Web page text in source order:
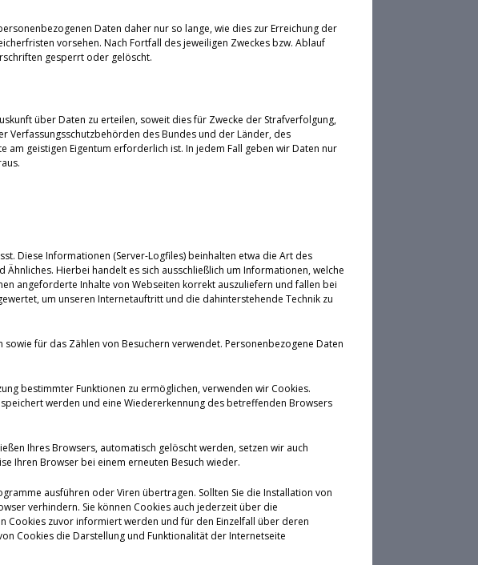
Daten daher nur so lange, wie dies zur Erreichung der
vorsehen. Nach Fortfall des jeweiligen Zweckes bzw. Ablauf
gesperrt oder gelöscht.
über Daten zu erteilen, soweit dies für Zwecke der Strafverfolgung,
Verfassungsschutzbehörden des Bundes und der Länder, des
geistigen Eigentum erforderlich ist. In jedem Fall geben wir Daten nur
Diese Informationen (Server-Logfiles) beinhalten etwa die Art des
Hierbei handelt es sich ausschließlich um Informationen, welche
angeforderte Inhalte von Webseiten korrekt auszuliefern und fallen bei
um unseren Internetauftritt und die dahinterstehende Technik zu
für das Zählen von Besuchern verwendet. Personenbezogene Daten
bestimmter Funktionen zu ermöglichen, verwenden wir Cookies.
werden und eine Wiedererkennung des betreffenden Browsers
Ihres Browsers, automatisch gelöscht werden, setzen wir auch
Ihren Browser bei einem erneuten Besuch wieder.
ausführen oder Viren übertragen. Sollten Sie die Installation von
verhindern. Sie können Cookies auch jederzeit über die
Cookies zuvor informiert werden und für den Einzelfall über deren
Cookies die Darstellung und Funktionalität der Internetseite